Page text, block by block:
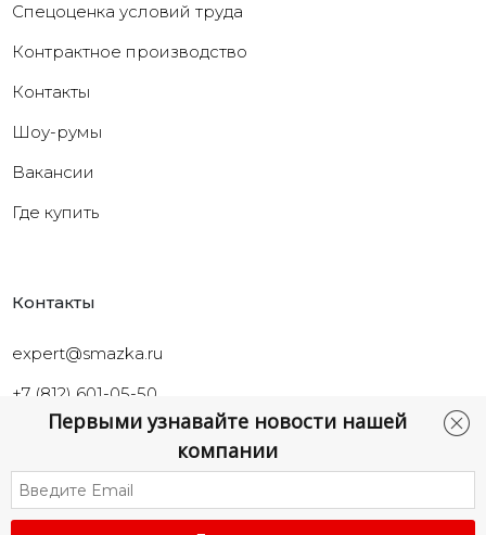
Первыми узнавайте новости нашей
компании
Cпецоценка условий труда
Контрактное производство
Контакты
Шоу-румы
Вакансии
Где купить
Контакты
expert@smazka.ru
+7 (812) 601-05-50
Санкт-Петербург,
ул.Промышленная, д.40а